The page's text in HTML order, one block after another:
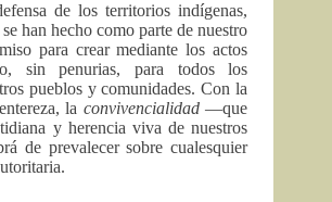
de los territorios indígenas,
han hecho como parte de nuestro
para crear mediante los actos
sin penurias, para todos los
pueblos y comunidades. Con la
la convivencialidad—que
y herencia viva de nuestros
de prevalecer sobre cualesquier